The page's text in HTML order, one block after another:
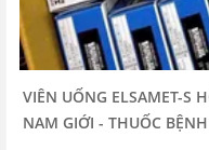
VIÊN UỐNG ELSAMET-S
NAM GIỚI - THUỐC